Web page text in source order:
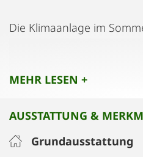
Die Klimaanlage im
Photovoltaikanlage verfügt.
MEHR LESEN +
AUSSTATTUNG &
Grundausstattung